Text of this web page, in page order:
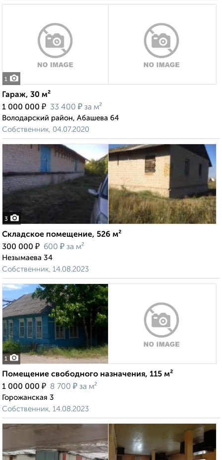
1
Гараж, 30 м²
1 000 000 ₽ 33 400 ₽ за м²
Володарский район, Абашева 64
Собственник, 04.07.2020
3
Складское помещение, 526 м²
300 000 ₽ 600 ₽ за м²
Незымаева 34
Собственник, 14.08.2023
1
Помещение свободного назначения, 115 м²
1 000 000 ₽ 8 700 ₽ за м²
Горожанская 3
Собственник, 14.08.2023